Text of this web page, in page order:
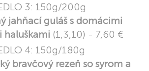
3: 150g/200g
jahňací guláš s domácimi
haluškami (1,3,10) - 7,60 €
4: 150g/180g
bravčový rezeň so syrom a